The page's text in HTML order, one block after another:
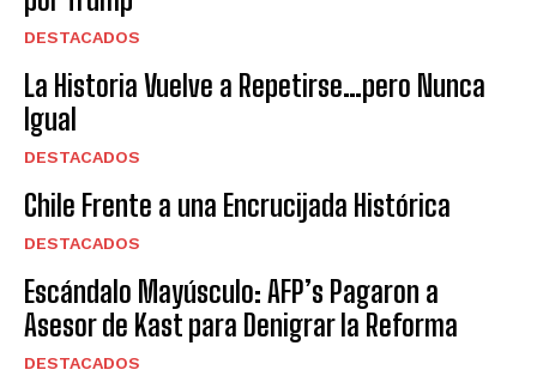
DESTACADOS
La Historia Vuelve a Repetirse…pero Nunca
Igual
DESTACADOS
Chile Frente a una Encrucijada Histórica
DESTACADOS
Escándalo Mayúsculo: AFP’s Pagaron a
Asesor de Kast para Denigrar la Reforma
DESTACADOS